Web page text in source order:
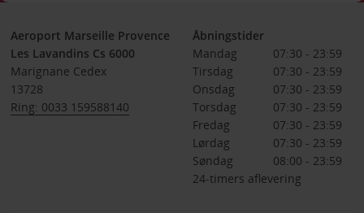
Aeroport Marseille Provence
Les Lavandins Cs 6000
Marignane Cedex
13728
Ring: 0033 159588140
Åbningstider
Mandag
07:30 - 23:59
Tirsdag
07:30 - 23:59
Onsdag
07:30 - 23:59
Torsdag
07:30 - 23:59
Fredag
07:30 - 23:59
Lørdag
07:30 - 23:59
Søndag
08:00 - 23:59
24-timers aflevering